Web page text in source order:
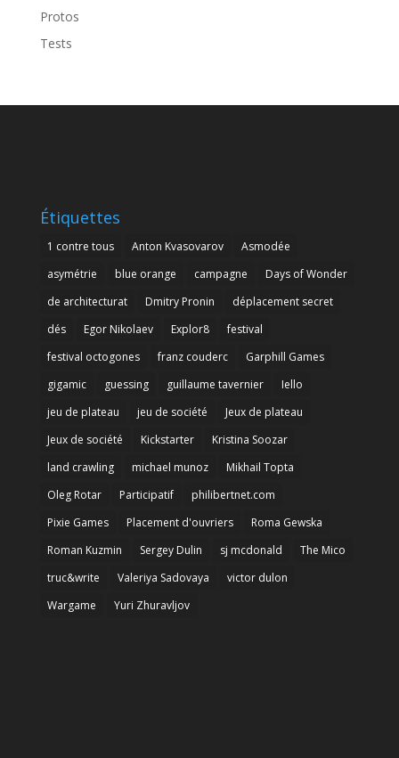
Protos
Tests
Étiquettes
1 contre tous Anton Kvasovarov
Asmodée
asymétrie
blue orange campagne
Days of Wonder
de architecturat
Dmitry Pronin
déplacement secret
dés
Egor Nikolaev Explor8
festival
festival octogones
franz couderc
Garphill Games
gigamic
guessing guillaume tavernier
Iello
jeu de plateau
jeu de société
Jeux de plateau
Jeux de société
Kickstarter
Kristina Soozar
land crawling
michael munoz
Mikhail Topta
Oleg Rotar
Participatif
philibertnet.com
Pixie Games
Placement d'ouvriers
Roma Gewska
Roman Kuzmin
Sergey Dulin sj mcdonald
The Mico
truc&write
Valeriya Sadovaya
victor dulon
Wargame
Yuri Zhuravljov